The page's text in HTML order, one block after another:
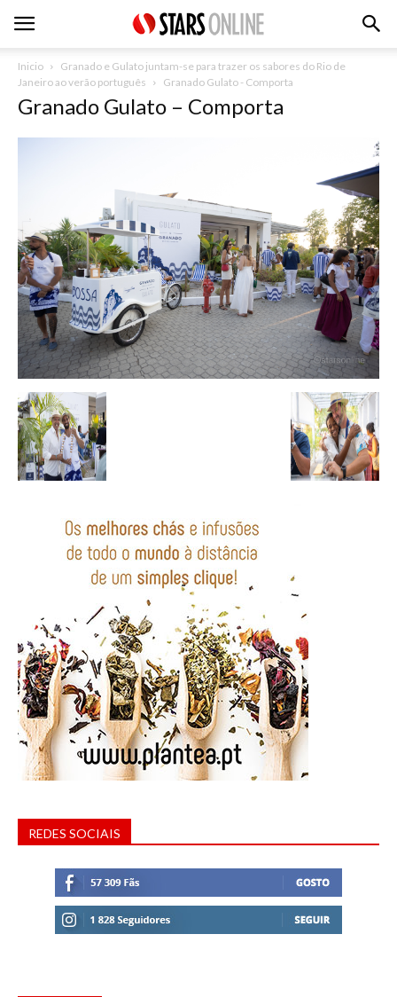
Inicio
Granado e Gulato juntam-se para trazer os sabores do Rio de
Janeiro ao verão português
Granado Gulato - Comporta
Granado Gulato – Comporta
REDES SOCIAIS